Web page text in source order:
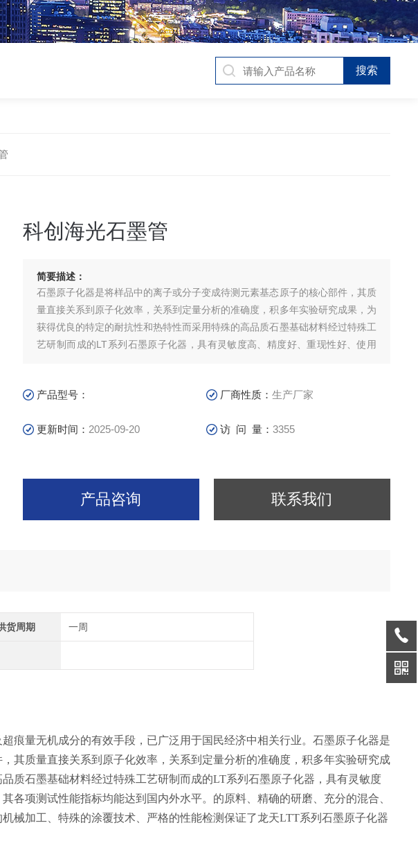
科创海光石墨管
简要描述：
石墨原子化器是将样品中的离子或分子变成待测元素基态原子的核心部件，其质
量直接关系到原子化效率，关系到定量分析的准确度，积多年实验研究成果，为
获得优良的特定的耐抗性和热特性而采用特殊的高品质石墨基础材料经过特殊工
艺研制而成的LT系列石墨原子化器，具有灵敏度高、精度好、重现性好、使用
产品型号： 厂商性质：生产厂家
更新时间： 2025-09-20 访 问 量：3355
产品咨询 联系我们
货周期 一周
痕量无机成分的有效手段，已广泛用于国民经济中相关行业。石墨原子化器是
其质量直接关系到原子化效率，关系到定量分析的准确度，积多年实验研究成
质石墨基础材料经过特殊工艺研制而成的LT系列石墨原子化器，具有灵敏度
各项测试性能指标均能达到国内外水平。的原料、精确的研磨、充分的混合、
械加工、特殊的涂覆技术、严格的性能检测保证了龙天LTT系列石墨原子化器